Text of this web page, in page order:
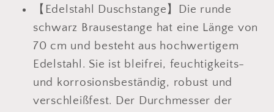
und
Duschablage
Schwarz
JYMB-
A
und
Duschablage
Schwarz
JYMB-
A
【Edelstahl Duschstange】Die runde
schwarz Brausestange hat eine Länge von
70 cm und besteht aus hochwertigem
Edelstahl. Sie ist bleifrei, feuchtigkeits-
und korrosionsbeständig, robust und
verschleißfest. Der Durchmesser der